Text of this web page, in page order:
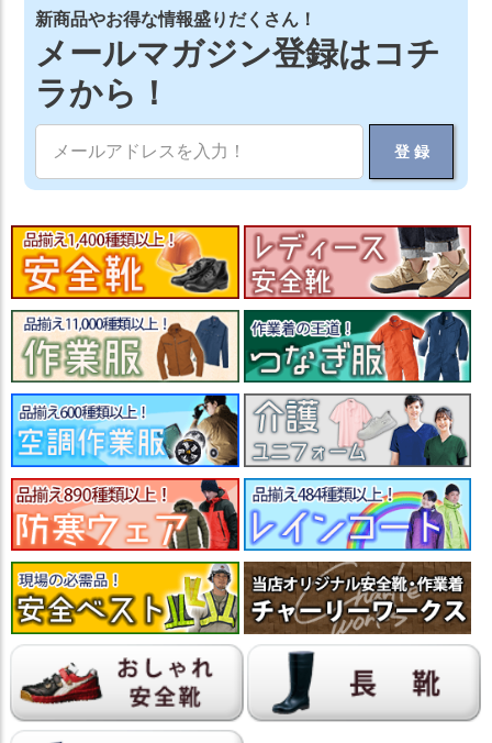
新商品やお得な情報盛りだくさん！
メールマガジン登録はコチ
ラから！